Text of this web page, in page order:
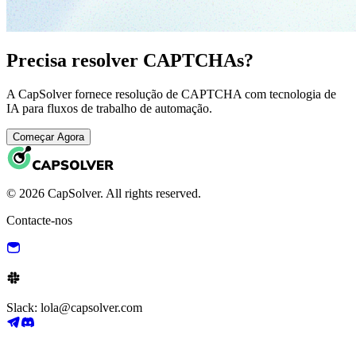
Precisa resolver CAPTCHAs?
A CapSolver fornece resolução de CAPTCHA com tecnologia de
IA para fluxos de trabalho de automação.
Começar Agora
© 2026 CapSolver. All rights reserved.
Contacte-nos
Slack: lola@capsolver.com